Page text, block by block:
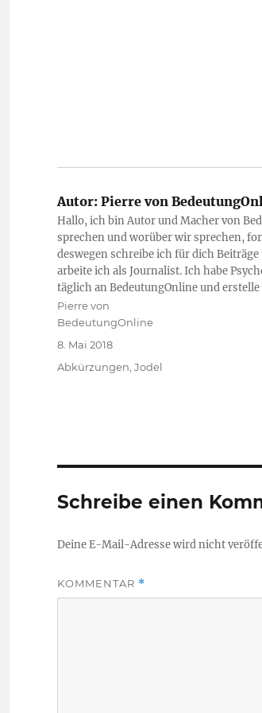
Autor: Pierre von
Hallo, ich bin Autor und Macher von
sprechen und worüber wir sprechen,
deswegen schreibe ich für dich
arbeite ich als Journalist. Ich habe
täglich an BedeutungOnline und
Autor
Pierre von
BedeutungOnline
Veröffentlicht
am
8. Mai 2018
Kategorien
Abkürzungen Jodel
Schreibe einen
Deine E-Mail-Adresse wird nicht
KOMMENTAR *